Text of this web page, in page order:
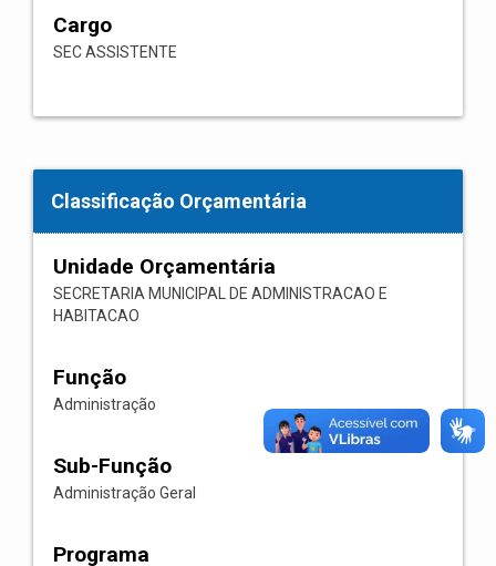
Cargo
SEC ASSISTENTE
Classificação Orçamentária
Unidade Orçamentária
SECRETARIA MUNICIPAL DE ADMINISTRACAO E
HABITACAO
Função
Administração
Sub-Função
Administração Geral
Programa